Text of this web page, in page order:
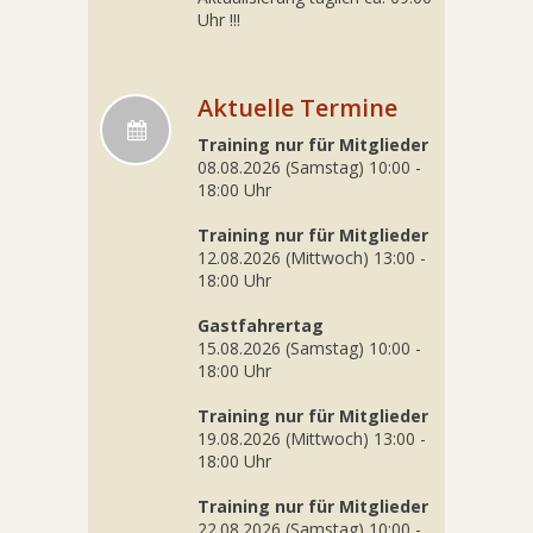
Uhr !!!
Aktuelle Termine
Training nur für Mitglieder
08.08.2026 (Samstag) 10:00 -
18:00 Uhr
Training nur für Mitglieder
12.08.2026 (Mittwoch) 13:00 -
18:00 Uhr
Gastfahrertag
15.08.2026 (Samstag) 10:00 -
18:00 Uhr
Training nur für Mitglieder
19.08.2026 (Mittwoch) 13:00 -
18:00 Uhr
Training nur für Mitglieder